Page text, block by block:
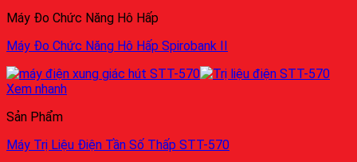
Máy Đo Chức Năng Hô Hấp
Máy Đo Chức Năng Hô Hấp Spirobank II
Xem nhanh
Sản Phẩm
Máy Trị Liệu Điện Tần Số Thấp STT-570